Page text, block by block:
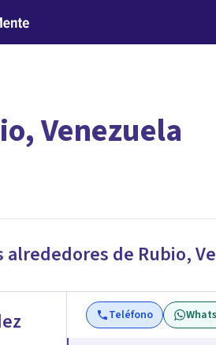
Venezuela
alrededores de Rubio,
Teléfono